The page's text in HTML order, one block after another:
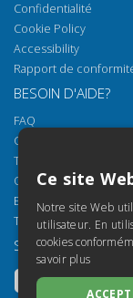
Confidentialité
Cookie Policy
Accessibility
Rapport de
BESOIN D'AIDE?
FAQ
Comment ouvrir nos
Torrossa Reader
Options d'accès
Email:
Tel:
+39 055 5018800
SUIVEZ-NOUS
Ce site
Notre site Web
utilisateur. En
cookies
savoir plus